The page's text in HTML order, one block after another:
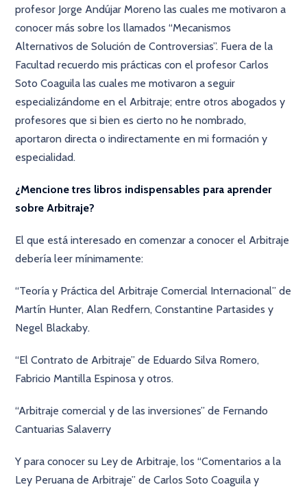
profesor Jorge Andújar Moreno las cuales me motivaron a
conocer más sobre los llamados “Mecanismos
Alternativos de Solución de Controversias”. Fuera de la
Facultad recuerdo mis prácticas con el profesor Carlos
Soto Coaguila las cuales me motivaron a seguir
especializándome en el Arbitraje; entre otros abogados y
profesores que si bien es cierto no he nombrado,
aportaron directa o indirectamente en mi formación y
especialidad.
¿Mencione tres libros indispensables para aprender
sobre Arbitraje?
El que está interesado en comenzar a conocer el Arbitraje
debería leer mínimamente:
“Teoría y Práctica del Arbitraje Comercial Internacional” de
Martín Hunter, Alan Redfern, Constantine Partasides y
Negel Blackaby.
“El Contrato de Arbitraje” de Eduardo Silva Romero,
Fabricio Mantilla Espinosa y otros.
“Arbitraje comercial y de las inversiones” de Fernando
Cantuarias Salaverry
Y para conocer su Ley de Arbitraje, los “Comentarios a la
Ley Peruana de Arbitraje” de Carlos Soto Coaguila y